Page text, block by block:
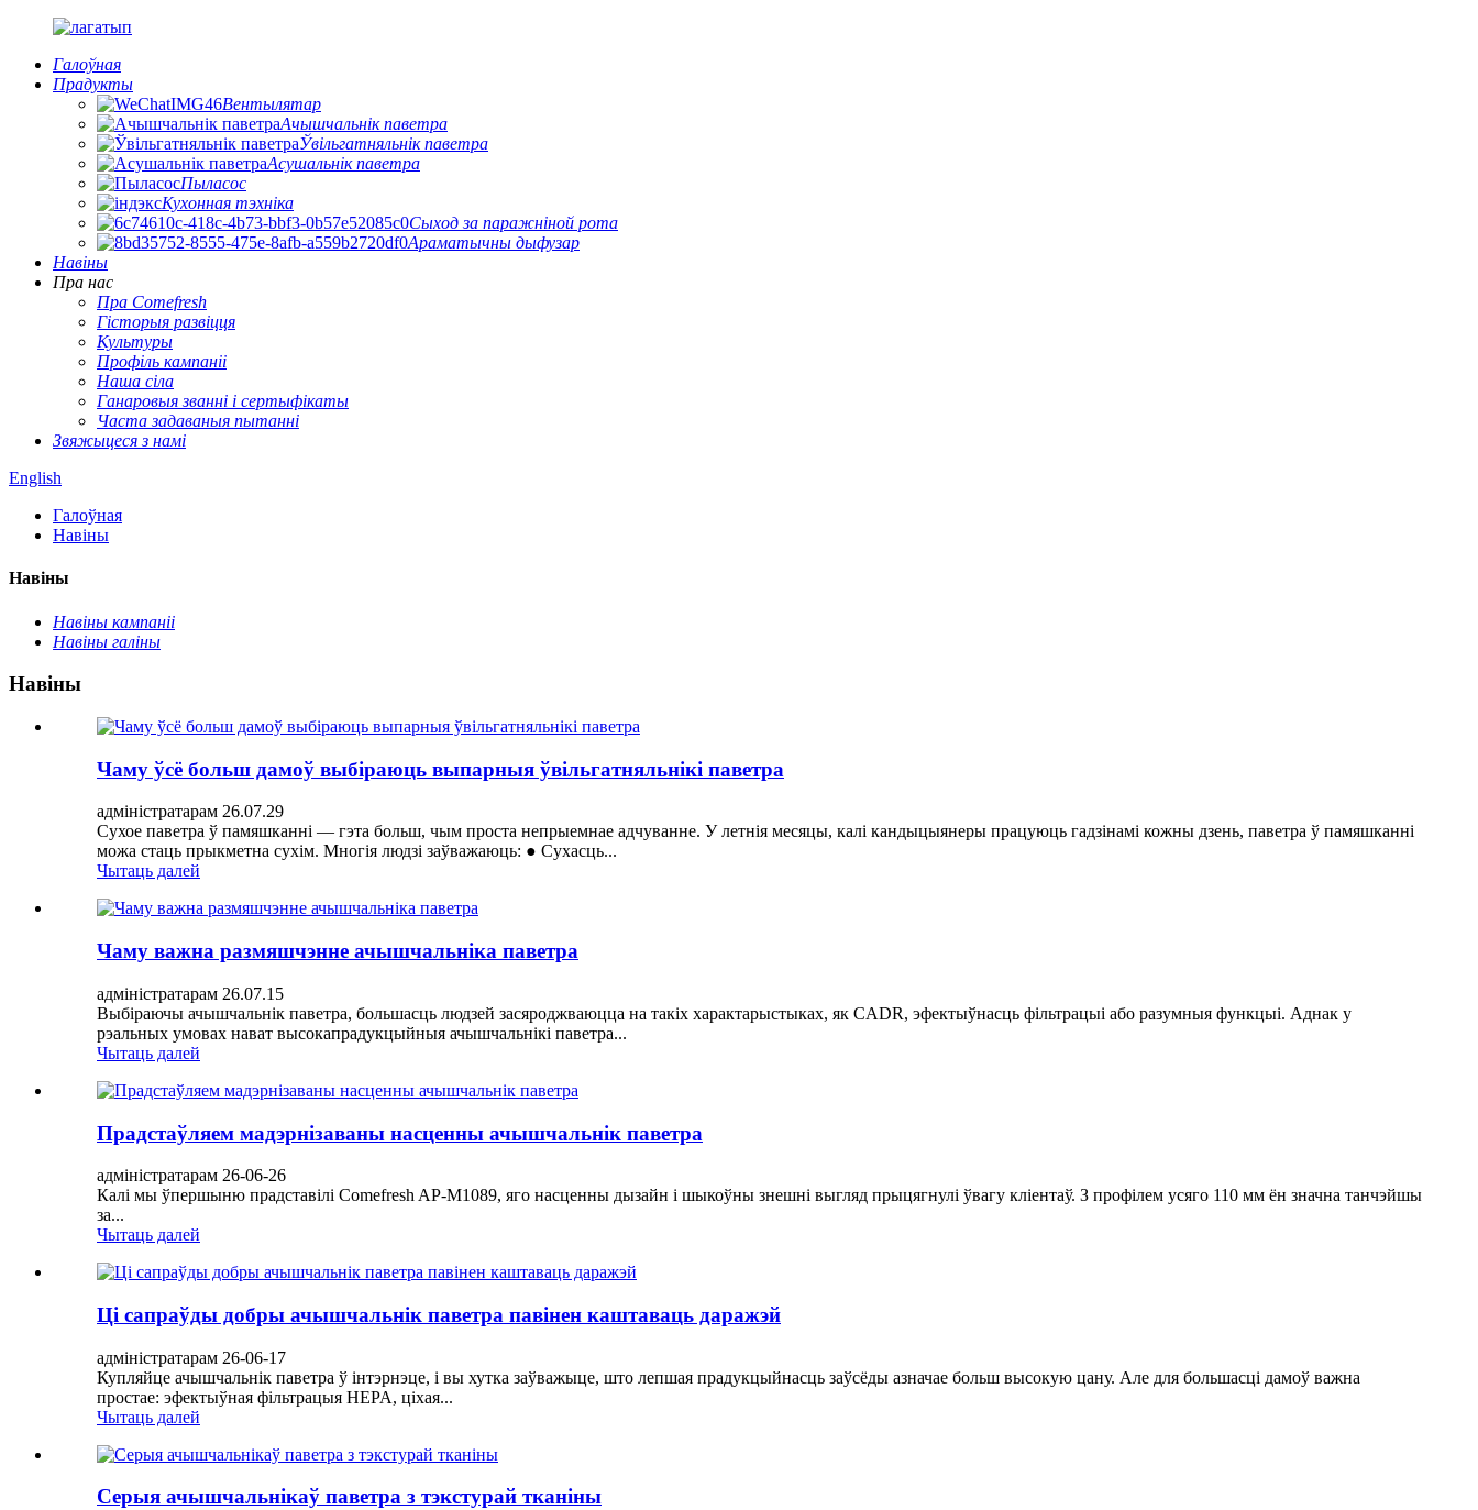
Галоўная
Прадукты
Вентылятар
Ачышчальнік паветра
Ўвільгатняльнік паветра
Асушальнік паветра
Пыласос
Кухонная тэхніка
Сыход за паражніной рота
Араматычны дыфузар
Навіны
Пра нас
Пра Comefresh
Гісторыя развіцця
Культуры
Профіль кампаніі
Наша сіла
Ганаровыя званні і сертыфікаты
Часта задаваныя пытанні
Звяжыцеся з намі
English
Галоўная
Навіны
Навіны
Навіны кампаніі
Навіны галіны
Навіны
Чаму ўсё больш дамоў выбіраюць выпарныя ўвільгатняльнікі паветра
адміністратарам 26.07.29
Сухое паветра ў памяшканні — гэта больш, чым проста непрыемнае адчуванне. У летнія месяцы, калі кандыцыянеры працуюць гадзінамі кожны дзень, паветра ў памяшканні
можа стаць прыкметна сухім. Многія людзі заўважаюць: ● Сухасць...
Чытаць далей
Чаму важна размяшчэнне ачышчальніка паветра
адміністратарам 26.07.15
Выбіраючы ачышчальнік паветра, большасць людзей засяроджваюцца на такіх характарыстыках, як CADR, эфектыўнасць фільтрацыі або разумныя функцыі. Аднак у
рэальных умовах нават высокапрадукцыйныя ачышчальнікі паветра...
Чытаць далей
Прадстаўляем мадэрнізаваны насценны ачышчальнік паветра
адміністратарам 26-06-26
Калі мы ўпершыню прадставілі Comefresh AP-M1089, яго насценны дызайн і шыкоўны знешні выгляд прыцягнулі ўвагу кліентаў. З профілем усяго 110 мм ён значна танчэйшы
за...
Чытаць далей
Ці сапраўды добры ачышчальнік паветра павінен каштаваць даражэй
адміністратарам 26-06-17
Купляйце ачышчальнік паветра ў інтэрнэце, і вы хутка заўважыце, што лепшая прадукцыйнасць заўсёды азначае больш высокую цану. Але для большасці дамоў важна
простае: эфектыўная фільтрацыя HEPA, ціхая...
Чытаць далей
Серыя ачышчальнікаў паветра з тэкстурай тканіны